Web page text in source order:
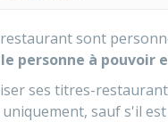
sont
personne à pouvoir
ses titres-
uniquement, sauf s'il est